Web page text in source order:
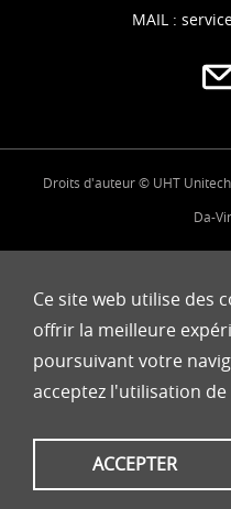
MAIL :
Droits d'auteur © UHT
Da-
Ce site web utilise des
offrir la meilleure
poursuivant votre
acceptez l'utilisation de
ACCEPTER